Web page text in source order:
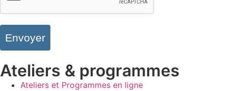
Envoyer
Ateliers & programmes
Ateliers et Programmes en ligne